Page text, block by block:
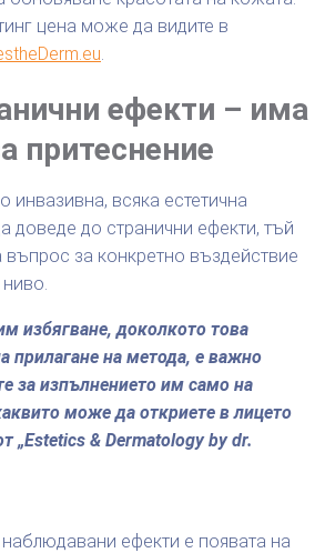
цена може да видите в
.
ефекти – има
притеснение
всяка естетична
доведе до странични ефекти, тъй
въпрос за конкретно въздействие
избягване, доколкото това
прилагане на метода, е важно
за изпълнението им само на
може да откриете в лицето
„Estetics & Dermatology by dr.
ефекти е появата на